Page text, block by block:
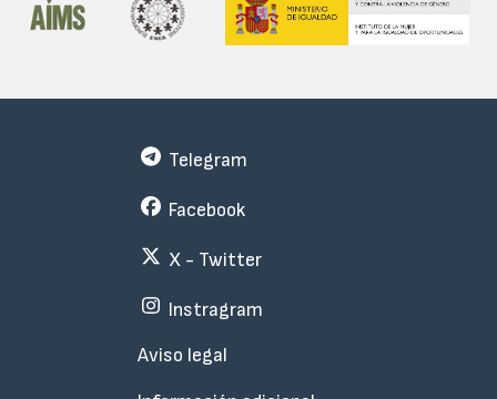
Subfooter
Telegram
Facebook
X - Twitter
Instragram
Aviso legal